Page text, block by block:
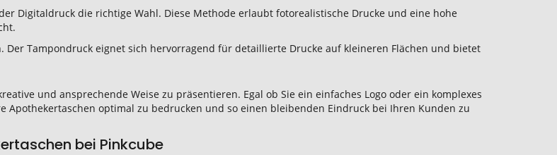
Digitaldruck die richtige Wahl. Diese Methode erlaubt fotorealistische Drucke und eine hohe
Der Tampondruck eignet sich hervorragend für detaillierte Drucke auf kleineren Flächen und bietet
und ansprechende Weise zu präsentieren. Egal ob Sie ein einfaches Logo oder ein komplexes
Apothekertaschen optimal zu bedrucken und so einen bleibenden Eindruck bei Ihren Kunden zu
bei Pinkcube